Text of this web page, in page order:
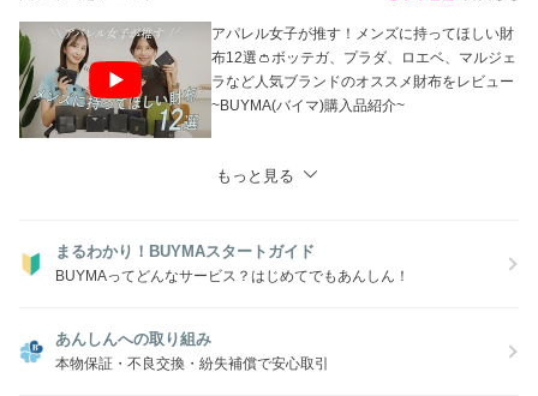
アパレル女子が推す！メンズに持ってほしい財
布12選👛ボッテガ、プラダ、ロエベ、マルジェ
ラなど人気ブランドのオススメ財布をレビュー
~BUYMA(バイマ)購入品紹介~
もっと見る
まるわかり！BUYMAスタートガイド
BUYMAってどんなサービス？はじめてでもあんしん！
あんしんへの取り組み
本物保証・不良交換・紛失補償で安心取引